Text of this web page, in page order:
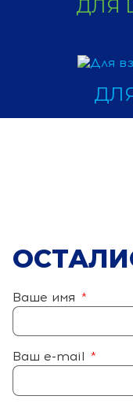
ДЛЯ
Ваше имя *
Ваш e-mail *